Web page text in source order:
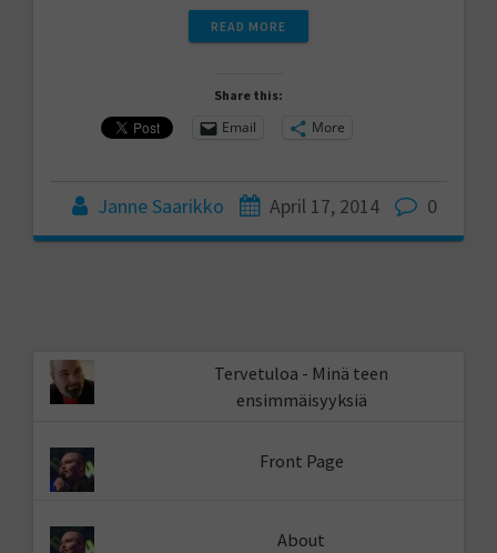
READ MORE
Share this:
Email More
Janne Saarikko April 17, 2014 0
Tervetuloa - Minä teen
ensimmäisyyksiä
Front Page
About